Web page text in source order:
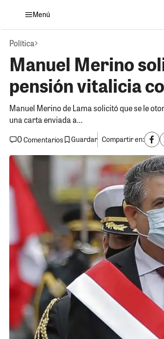
Menú
Política
Manuel Merino
pensión vitalicia
Manuel Merino de Lama solicitó que se le
una carta enviada a...
0Comentarios Guardar Compartir en: